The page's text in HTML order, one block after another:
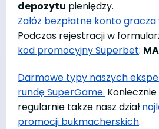
depozytu pieniędzy.
Załóż bezpłatne konto
Podczas rejestracji w
kod promocyjny Superbet:
Darmowe typy naszych
rundę SuperGame.
regularnie także nasz dział
promocji bukmacherskich.